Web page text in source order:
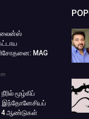
MAG
மூழ்கிப்
இந்தோனேசியப்
4 ஆண்டுகள்